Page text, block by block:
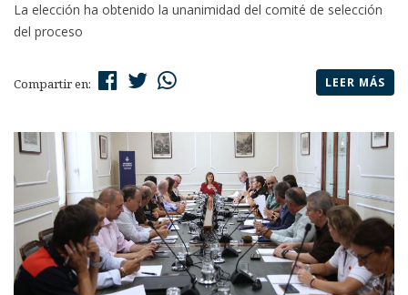
La elección ha obtenido la unanimidad del comité de selección
del proceso
Compartir en: LEER MÁS